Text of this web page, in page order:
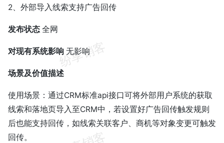
2、外部导入线索支持广告回传
发布状态 全网
对现有系统影响 无影响
场景及价值描述
使用场景：通过CRM标准api接口可将外部用户系统的获取
线索和落地页导入至CRM中，若设置好广告回传触发规则
后也能支持回传，如线索关联客户、商机等对象变更可触发
回传。